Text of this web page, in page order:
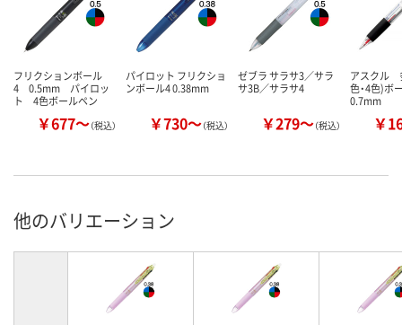
フリクションボール
4 0.5mm パイロッ
ト 4色ボールペン
￥677～（税込）
パイロット フリクショ
ンボール4 0.38mm
￥730～（税込）
ゼブラ サラサ3／サラ
サ3B／サラサ4
￥279～（税込）
アスクル
色・4色)
0.7mm
￥
他のバリエーション